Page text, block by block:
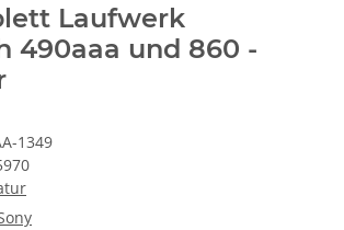
Laufwerk
490aaa und 860 -
1349